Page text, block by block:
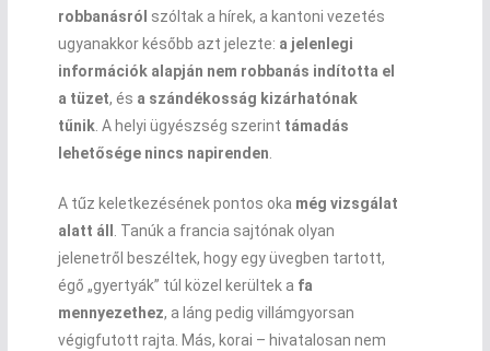
robbanásról szóltak a hírek, a kantoni vezetés
ugyanakkor később azt jelezte: a jelenlegi
információk alapján nem robbanás indította el
a tüzet, és a szándékosság kizárhatónak
tűnik. A helyi ügyészség szerint támadás
lehetősége nincs napirenden
A tűz keletkezésének pontos oka még vizsgálat
alatt áll
. Tanúk a francia sajtónak olyan
jelenetről beszéltek, hogy egy üvegben tartott,
égő „gyertyák” túl közel kerültek a fa
mennyezethez, a láng pedig villámgyorsan
végigfutott rajta. Más, korai – hivatalosan nem